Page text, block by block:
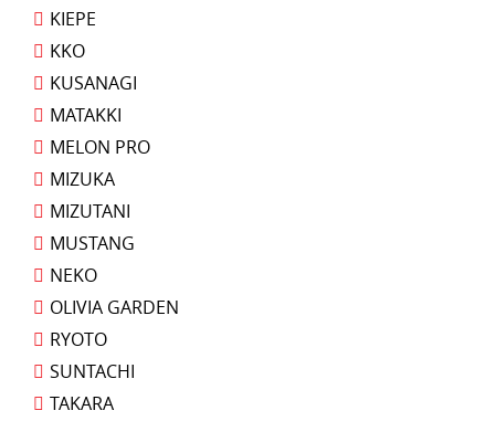
KIEPE
KKO
KUSANAGI
MATAKKI
MELON PRO
MIZUKA
MIZUTANI
MUSTANG
NEKO
OLIVIA GARDEN
RYOTO
SUNTACHI
TAKARA